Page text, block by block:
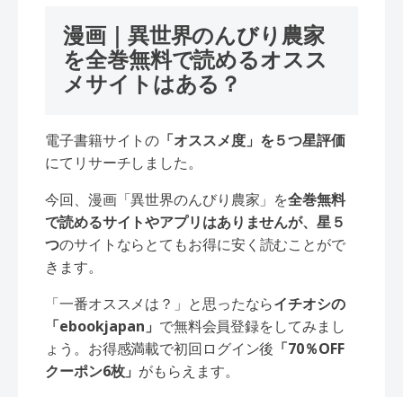
漫画｜異世界のんびり農家
を全巻無料で読めるオスス
メサイトはある？
電子書籍サイトの 「オススメ度」を５つ星評価
にてリサーチしました。
今回、漫画「異世界のんびり農家」を全巻無料
で読めるサイトやアプリはありませんが、星５
つのサイトならとてもお得に安く読むことがで
きます。
「一番オススメは？」と思ったならイチオシの
「ebookjapan」 で無料会員登録をしてみまし
ょう。お得感満載で初回ログイン後 「70％OFF
クーポン6枚」 がもらえます。